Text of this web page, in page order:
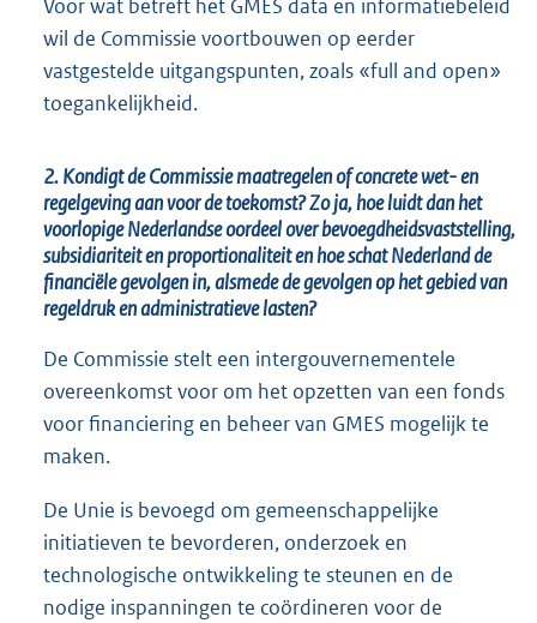
Voor wat betreft het GMES data en informatiebeleid
wil de Commissie voortbouwen op eerder
vastgestelde uitgangspunten, zoals «full and open»
toegankelijkheid.
2. Kondigt de Commissie maatregelen of concrete wet- en
regelgeving aan voor de toekomst? Zo ja, hoe luidt dan het
voorlopige Nederlandse oordeel over bevoegdheidsvaststelling,
subsidiariteit en proportionaliteit en hoe schat Nederland de
financiële gevolgen in, alsmede de gevolgen op het gebied van
regeldruk en administratieve lasten?
De Commissie stelt een intergouvernementele
overeenkomst voor om het opzetten van een fonds
voor financiering en beheer van GMES mogelijk te
maken.
De Unie is bevoegd om gemeenschappelijke
initiatieven te bevorderen, onderzoek en
technologische ontwikkeling te steunen en de
nodige inspanningen te coördineren voor de